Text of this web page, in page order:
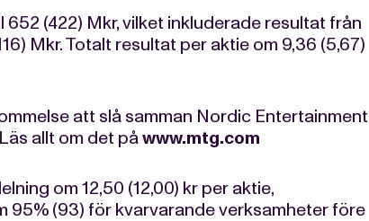
(422) Mkr, vilket inkluderade resultat från
Mkr. Totalt resultat per aktie om 9,36 (5,67)
att slå samman Nordic Entertainment
allt om det påwww.mtg.com
om 12,50 (12,00) kr per aktie,
95% (93) för kvarvarande verksamheter före